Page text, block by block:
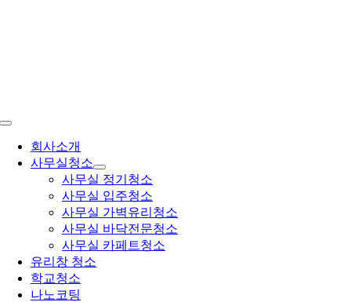
뛰
Toggle
Navigation회사소개
사무실청소
사무실 정기청소
사무실 입주청소
사무실 가벽유리청소
사무실 바닥전문청소
사무실 카페트청소
유리창 청소
학교청소
나노코팅